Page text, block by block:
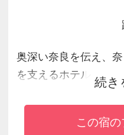
奥深い奈良を伝え、
を支えるホテル
奈良公園に隣接した
こえる鐘の音と共に
続き
この宿